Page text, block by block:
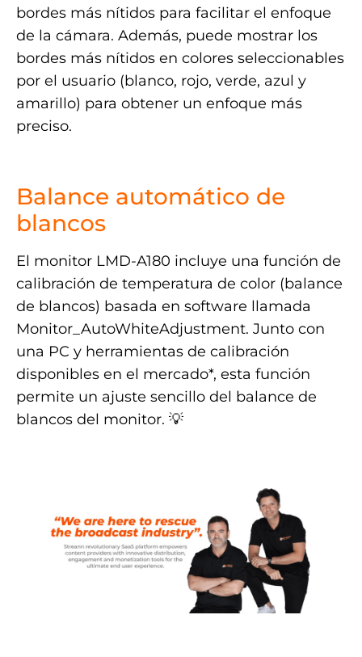
bordes más nítidos para facilitar el enfoque
de la cámara. Además, puede mostrar los
bordes más nítidos en colores seleccionables
por el usuario (blanco, rojo, verde, azul y
amarillo) para obtener un enfoque más
preciso.
Balance automático de
blancos
El monitor LMD-A180 incluye una función de
calibración de temperatura de color (balance
de blancos) basada en software llamada
Monitor_AutoWhiteAdjustment. Junto con
una PC y herramientas de calibración
disponibles en el mercado*, esta función
permite un ajuste sencillo del balance de
blancos del monitor. 💡